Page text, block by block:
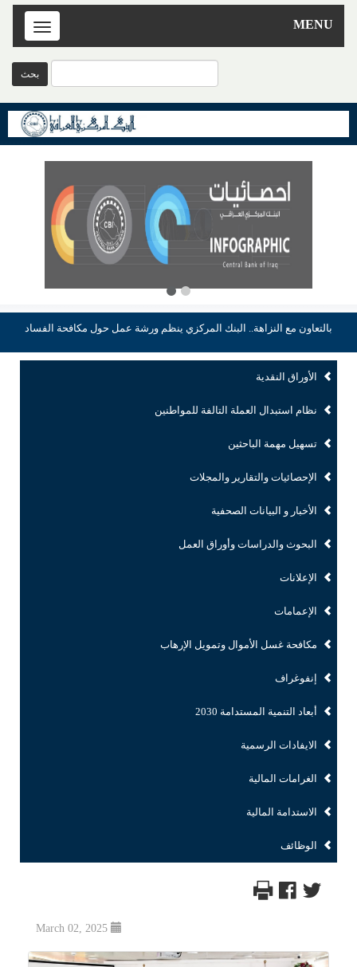
MENU
Toggle
بالتعاون مع النزاهة.. البنك المركزي ينظم ورشة عمل حول مكافحة الفساد
الأوراق النقدية
نظام استبدال العملة التالفة للمواطنين
تسهيل مهمة الباحثين
الإحصائيات والتقارير والمجلات
الأخبار و البيانات الصحفية
البحوث والدراسات وأوراق العمل
الإعلانات
الإعمامات
مكافحة غسل الأموال وتمويل الإرهاب
إنفوغراف
أبعاد التنمية المستدامة 2030
الايفادات الرسمية
الغرامات المالية
الاستدامة المالية
الوظائف